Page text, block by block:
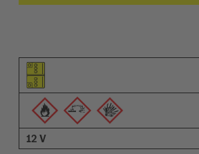
Εικονόγραμμα του στοιχείου
Εικονογράμματα των προειδοποιήσεων
Περιγραφή
12 V